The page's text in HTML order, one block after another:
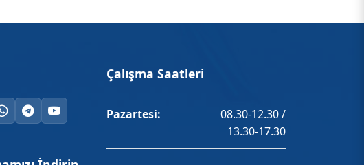
Çalışma Saatleri
Pazartesi:
08.30-12.30 /
13.30-17.30